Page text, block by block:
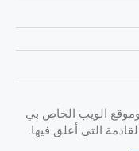
الويب الخاص بي
التي أعلق فيها.